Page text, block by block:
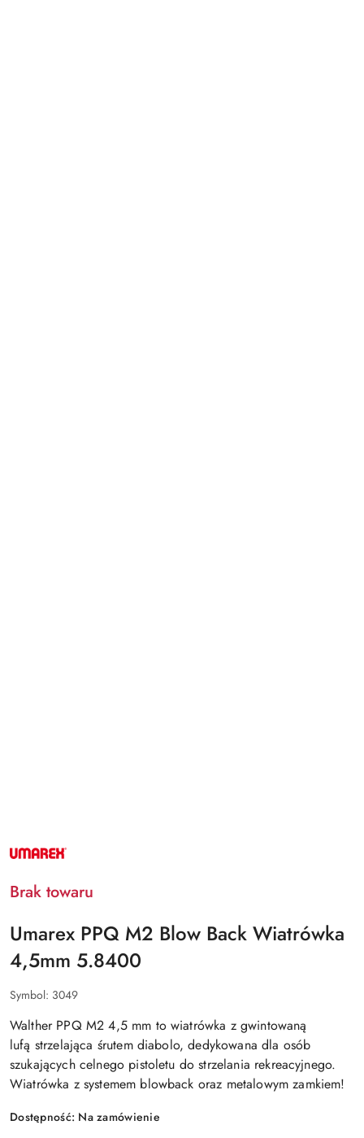
NAZWA
PRODUCENTA:
Brak towaru
Umarex PPQ M2 Blow Back Wiatrówka
4,5mm 5.8400
Symbol: 3049
Walther PPQ M2 4,5 mm towiatrówka z gwintowaną
lufą strzelająca śrutem diabolo, dedykowana dla osób
szukających celnego pistoletu do strzelania rekreacyjnego.
Wiatrówka z systemem blowback oraz metalowym zamkiem!
Dostępność: Na zamówienie